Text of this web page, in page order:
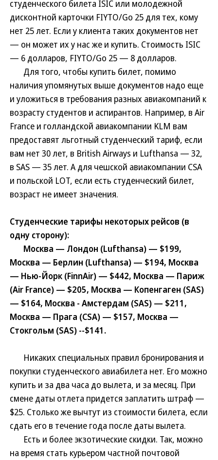
студенческого билета ISIC или молодежной
дисконтной карточки FIYTO/Go 25 для тех, кому
нет 25 лет. Если у клиента таких документов нет
— он может их у нас же и купить. Стоимость ISIC
— 6 долларов, FIYTO/Go 25 — 8 долларов.
Для того, чтобы купить билет, помимо
наличия упомянутых выше документов надо еще
и уложиться в требования разных авиакомпаний к
возрасту студентов и аспирантов. Например, в Air
France и голландской авиакомпании KLM вам
предоставят льготный студенческий тариф, если
вам нет 30 лет, в British Airways и Lufthansa — 32,
в SAS — 35 лет. А для чешской авиакомпании CSA
и польской LOT, если есть студенческий билет,
возраст не имеет значения.
Студенческие тарифы некоторых рейсов (в
одну сторону):
Москва — Лондон (Lufthansa) — $199,
Москва — Берлин (Lufthansa) — $194, Москва
— Нью-Йорк (FinnAir) — $442, Москва — Париж
(Air France) — $205, Москва — Копенгаген (SAS)
— $164, Москва - Амстердам (SAS) — $211,
Москва — Прага (CSA) — $157, Москва —
Стокгольм (SAS) --$141.
Никаких специальных правил бронирования и
покупки студенческого авиабилета нет. Его можно
купить и за два часа до вылета, и за месяц. При
смене даты отлета придется заплатить штраф —
$25. Столько же вычтут из стоимости билета, если
сдать его в течение года после даты вылета.
Есть и более экзотические скидки. Так, можно
на время стать курьером частной почтовой